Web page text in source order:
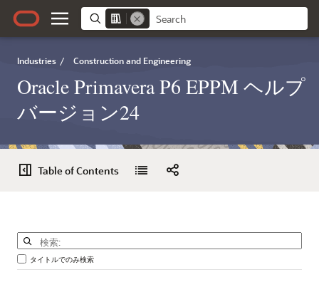
Industries / Construction and Engineering
Oracle Primavera P6 EPPM ヘルプ
バージョン24
Table of Contents
タイトルでのみ検索